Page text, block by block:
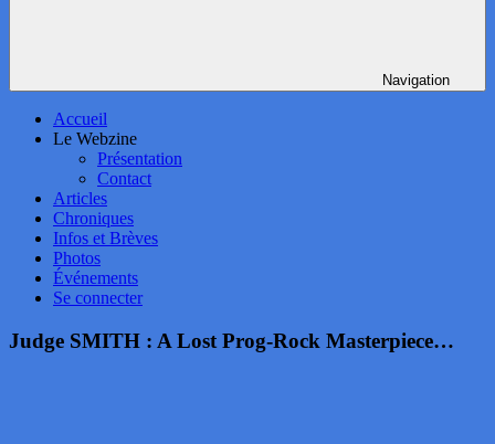
Navigation
Accueil
Le Webzine
Présentation
Contact
Articles
Chroniques
Infos et Brèves
Photos
Événements
Se connecter
Judge SMITH : A Lost Prog-Rock Masterpiece…